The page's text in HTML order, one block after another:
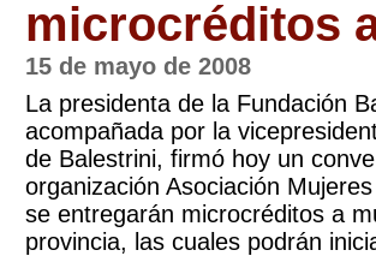
microcréditos
15 de mayo de 2008
La presidenta de la Fundación
acompañada por la
de Balestrini, firmó hoy un
organización Asociación
se entregarán microcréditos a
provincia, las cuales podrán